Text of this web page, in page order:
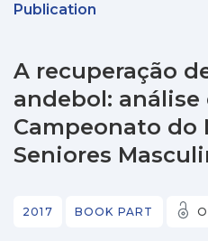
Statistics
Publication
A recuperação
andebol:
Campeonato do
Seniores
2017 BOOK PART